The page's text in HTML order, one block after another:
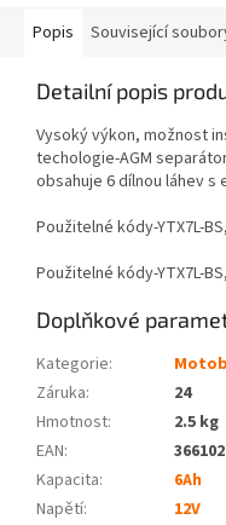
Popis Související
Detailní popis
Vysoký výkon, možnost
techologie-AGM
obsahuje 6 dílnou láhev s
Použitelné kódy-YTX7L-
Použitelné kódy-YTX7L-
Doplňkové
Kategorie:
Záruka:
24
Hmotnost:
2.5 kg
EAN:
Kapacita:
6Ah
Napětí:
12V